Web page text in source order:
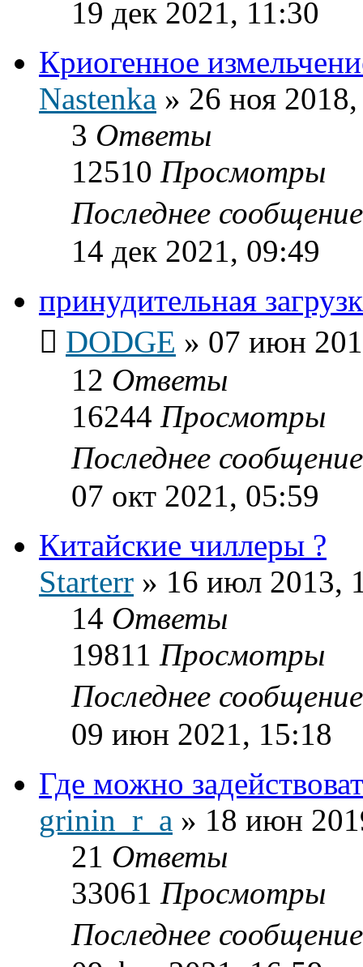
19 дек 2021, 11:30
Криогенное
Nastenka » 26 ноя
3 Ответы
12510 Просмотры
Последнее
14 дек 2021, 09:49
принудительная
DODGE » 07 июн
12 Ответы
16244 Просмотры
Последнее
07 окт 2021, 05:59
Китайские чиллеры ?
Starterr » 16 июл 2013,
14 Ответы
19811 Просмотры
Последнее
09 июн 2021, 15:18
Где можно
grinin_r_a » 18 июн
21 Ответы
33061 Просмотры
Последнее